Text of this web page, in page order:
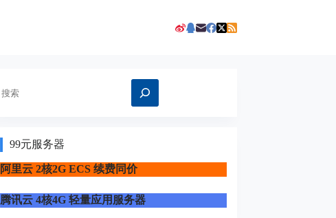
索
99元服务器
阿里云 2核2G ECS 续费同价
腾讯云 4核4G 轻量应用服务器